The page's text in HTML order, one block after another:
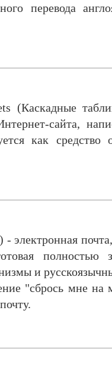
перевода
(Каскадные
сайта,
как средство
электронная
полностью
и
"сбрось мне